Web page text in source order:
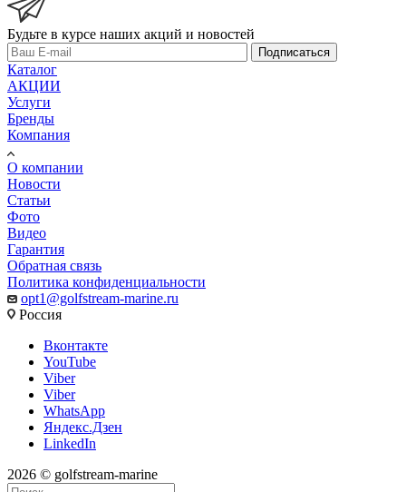
Будьте в курсе наших акций и новостей
Подписаться
Каталог
АКЦИИ
Услуги
Бренды
Компания
О компании
Новости
Статьи
Фото
Видео
Гарантия
Обратная связь
Политика конфиденциальности
opt1@golfstream-marine.ru
Россия
Вконтакте
YouTube
Viber
Viber
WhatsApp
Яндекс.Дзен
LinkedIn
2026 © golfstream-marine